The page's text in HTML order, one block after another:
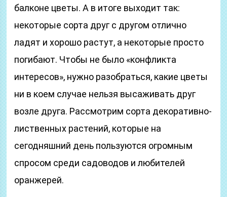
балконе цветы. А в итоге выходит так:
некоторые сорта друг с другом отлично
ладят и хорошо растут, а некоторые просто
погибают. Чтобы не было «конфликта
интересов», нужно разобраться, какие цветы
ни в коем случае нельзя высаживать друг
возле друга. Рассмотрим сорта декоративно-
лиственных растений, которые на
сегодняшний день пользуются огромным
спросом среди садоводов и любителей
оранжерей.